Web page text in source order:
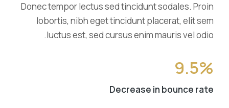
Donec tempor lectus sed tincidunt sodales. Proin
lobortis, nibh eget tincidunt placerat, elit sem
luctus est, sed cursus enim mauris vel odio.
9.5%
Decrease in bounce rate